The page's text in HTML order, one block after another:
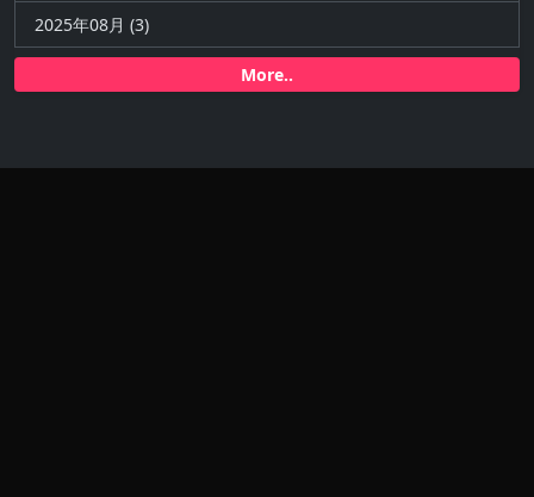
2025年08月 (3)
More..